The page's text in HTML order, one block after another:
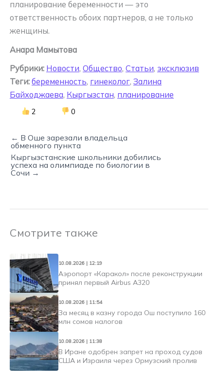
планирование беременности — это
ответственность обоих партнеров, а не только
женщины.
Анара Мамытова
Рубрики: Новости, Общество, Статьи, эксклюзив
Теги: беременность, гинеколог, Залина
Байходжаева, Кыргызстан, планирование
2 0
← В Оше зарезали владельца
обменного пункта
Кыргызстанские школьники добились
успеха на олимпиаде по биологии в
Сочи →
Смотрите также
10.08.2026 | 12:19
Аэропорт «Каракол» после реконструкции
принял первый Airbus A320
10.08.2026 | 11:54
За месяц в казну города Ош поступило 160
млн сомов налогов
10.08.2026 | 11:38
В Иране одобрен запрет на проход судов
США и Израиля через Ормузский пролив